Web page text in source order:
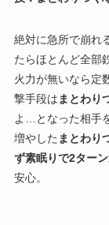
絶対に急所で崩れ
たらほとんど全部
火力が無いなら定
撃手段は まとわり
よ…となった相手
増やした まとわり
ず素眠りで2ター
安心。